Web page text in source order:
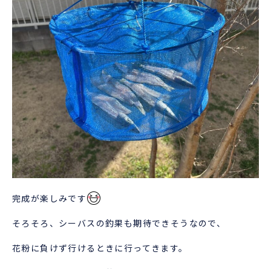
完成が楽しみです
そろそろ、シーバスの釣果も期待できそうなので、
花粉に負けず行けるときに行ってきます。